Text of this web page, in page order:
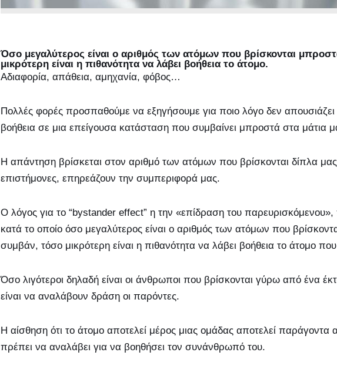
Όσο μεγαλύτερος είναι ο αριθμός των ατόμων που βρίσκονται
μικρότερη είναι η πιθανότητα να λάβει βοήθεια το άτομο.
Αδιαφορία, απάθεια, αμηχανία, φόβος…
Πολλές φορές προσπαθούμε να εξηγήσουμε για ποιο λόγο δεν
βοήθεια σε μια επείγουσα κατάσταση που συμβαίνει μπροστά στα μάτια
Η απάντηση βρίσκεται στον αριθμό των ατόμων που βρίσκονται δίπλα
επιστήμονες, επηρεάζουν την συμπεριφορά μας.
Ο λόγος για το “bystander effect” η την «επίδραση του
κατά το οποίο όσο μεγαλύτερος είναι ο αριθμός των ατόμων που
συμβάν, τόσο μικρότερη είναι η πιθανότητα να λάβει βοήθεια το άτομο
Όσο λιγότεροι δηλαδή είναι οι άνθρωποι που βρίσκονται γύρω από ένα
είναι να αναλάβουν δράση οι παρόντες.
Η αίσθηση ότι το άτομο αποτελεί μέρος μιας ομάδας αποτελεί
πρέπει να αναλάβει για να βοηθήσει τον συνάνθρωπό του.